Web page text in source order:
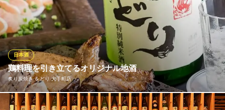
東京都千代田区大手町1-6-1 大手町ビルB2
酒蔵研修をした利酒師&料理人がいる珍しい居酒屋です！ お酒と
料理の組み合わせ、飲む順番他ご提案させていただきます。生原
酒や、市場に出回らない限定酒などもご用意しております。 また
創業350年を目前にした蔵元の銘酒は、それぞれ歴史を感じさせる
ストーリーもございます。銘酒の数々、ぜひお楽しみください！
個室処 稲田屋 大手町店
鳥取県の老舗酒蔵直営店
地下鉄千代田線大手町駅C2b番出口 徒歩1分
東京都千代田区大手町1-3-2 大手町カンファレンスセンターB1
鶏料理を引き立てるオリジナル地酒
炙り炭焼き をどり 大手町店
日本酒
長年取引のある秋田県の高橋酒造店と協力し、作成したオリジナ